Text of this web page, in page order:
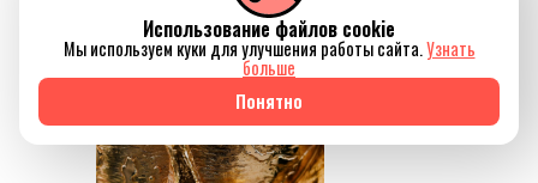
Инфантино из ФИФА.
Использование файлов cookie
Мы используем куки для улучшения работы сайта.Узнать
больше
Понятно